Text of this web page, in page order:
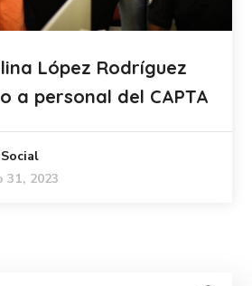
López Rodríguez
a personal del CAPTA
31, 2023